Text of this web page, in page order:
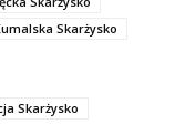
Skarżysko
Skarżysko